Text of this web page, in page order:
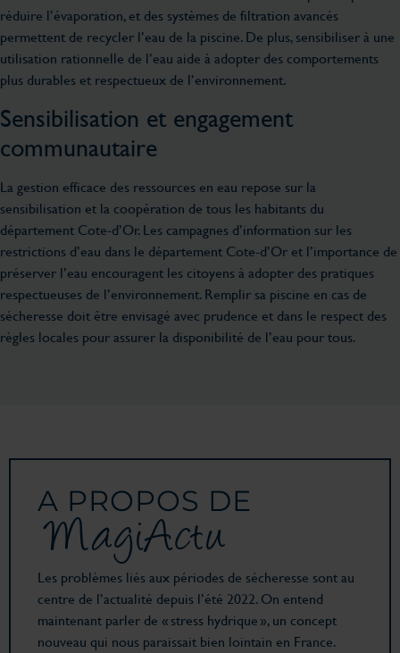
réduire l’évaporation, et des systèmes de filtration avancés
permettent de recycler l’eau de la piscine. De plus, sensibiliser à une
utilisation rationnelle de l’eau aide à adopter des comportements
plus durables et respectueux de l’environnement.
Sensibilisation et engagement
communautaire
La gestion efficace des ressources en eau repose sur la
sensibilisation et la coopération de tous les habitants du
département Cote-d’Or. Les campagnes d’information sur les
restrictions d’eau dans le département Cote-d’Or et l’importance de
préserver l’eau encouragent les citoyens à adopter des pratiques
respectueuses de l’environnement. Remplir sa piscine en cas de
sécheresse doit être envisagé avec prudence et dans le respect des
règles locales pour assurer la disponibilité de l’eau pour tous.
A PROPOS DE
MagiActu
Les problèmes liés aux périodes de sécheresse sont au
centre de l’actualité depuis l’été 2022. On entend
maintenant parler de « stress hydrique », un concept
nouveau qui nous paraissait bien lointain en France.